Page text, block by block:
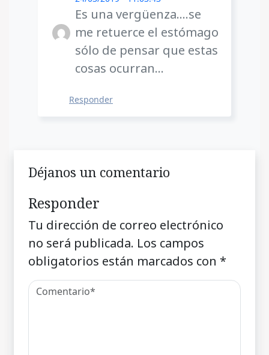
Es una vergüenza….se
me retuerce el estómago
sólo de pensar que estas
cosas ocurran…
Responder
Déjanos un comentario
Responder
Tu dirección de correo electrónico
no será publicada. Los campos
obligatorios están marcados con *